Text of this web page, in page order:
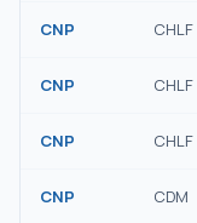
CNP CHLF
CNP CHLF
CNP CHLF
CNP CDM